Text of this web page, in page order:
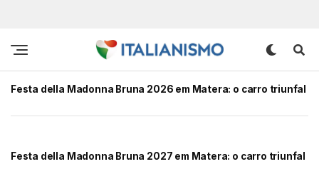
Festa della Madonna Bruna 2026 em Matera: o carro triunfal
Festa della Madonna Bruna 2027 em Matera: o carro triunfal